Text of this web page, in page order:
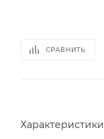
СРАВНИТЬ
Характеристики